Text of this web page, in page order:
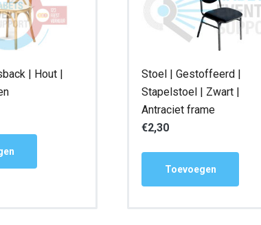
| Hout |
Stoel | Gestoffeerd |
Stapelstoel | Zwart |
Antraciet frame
€2,30
Toevoegen